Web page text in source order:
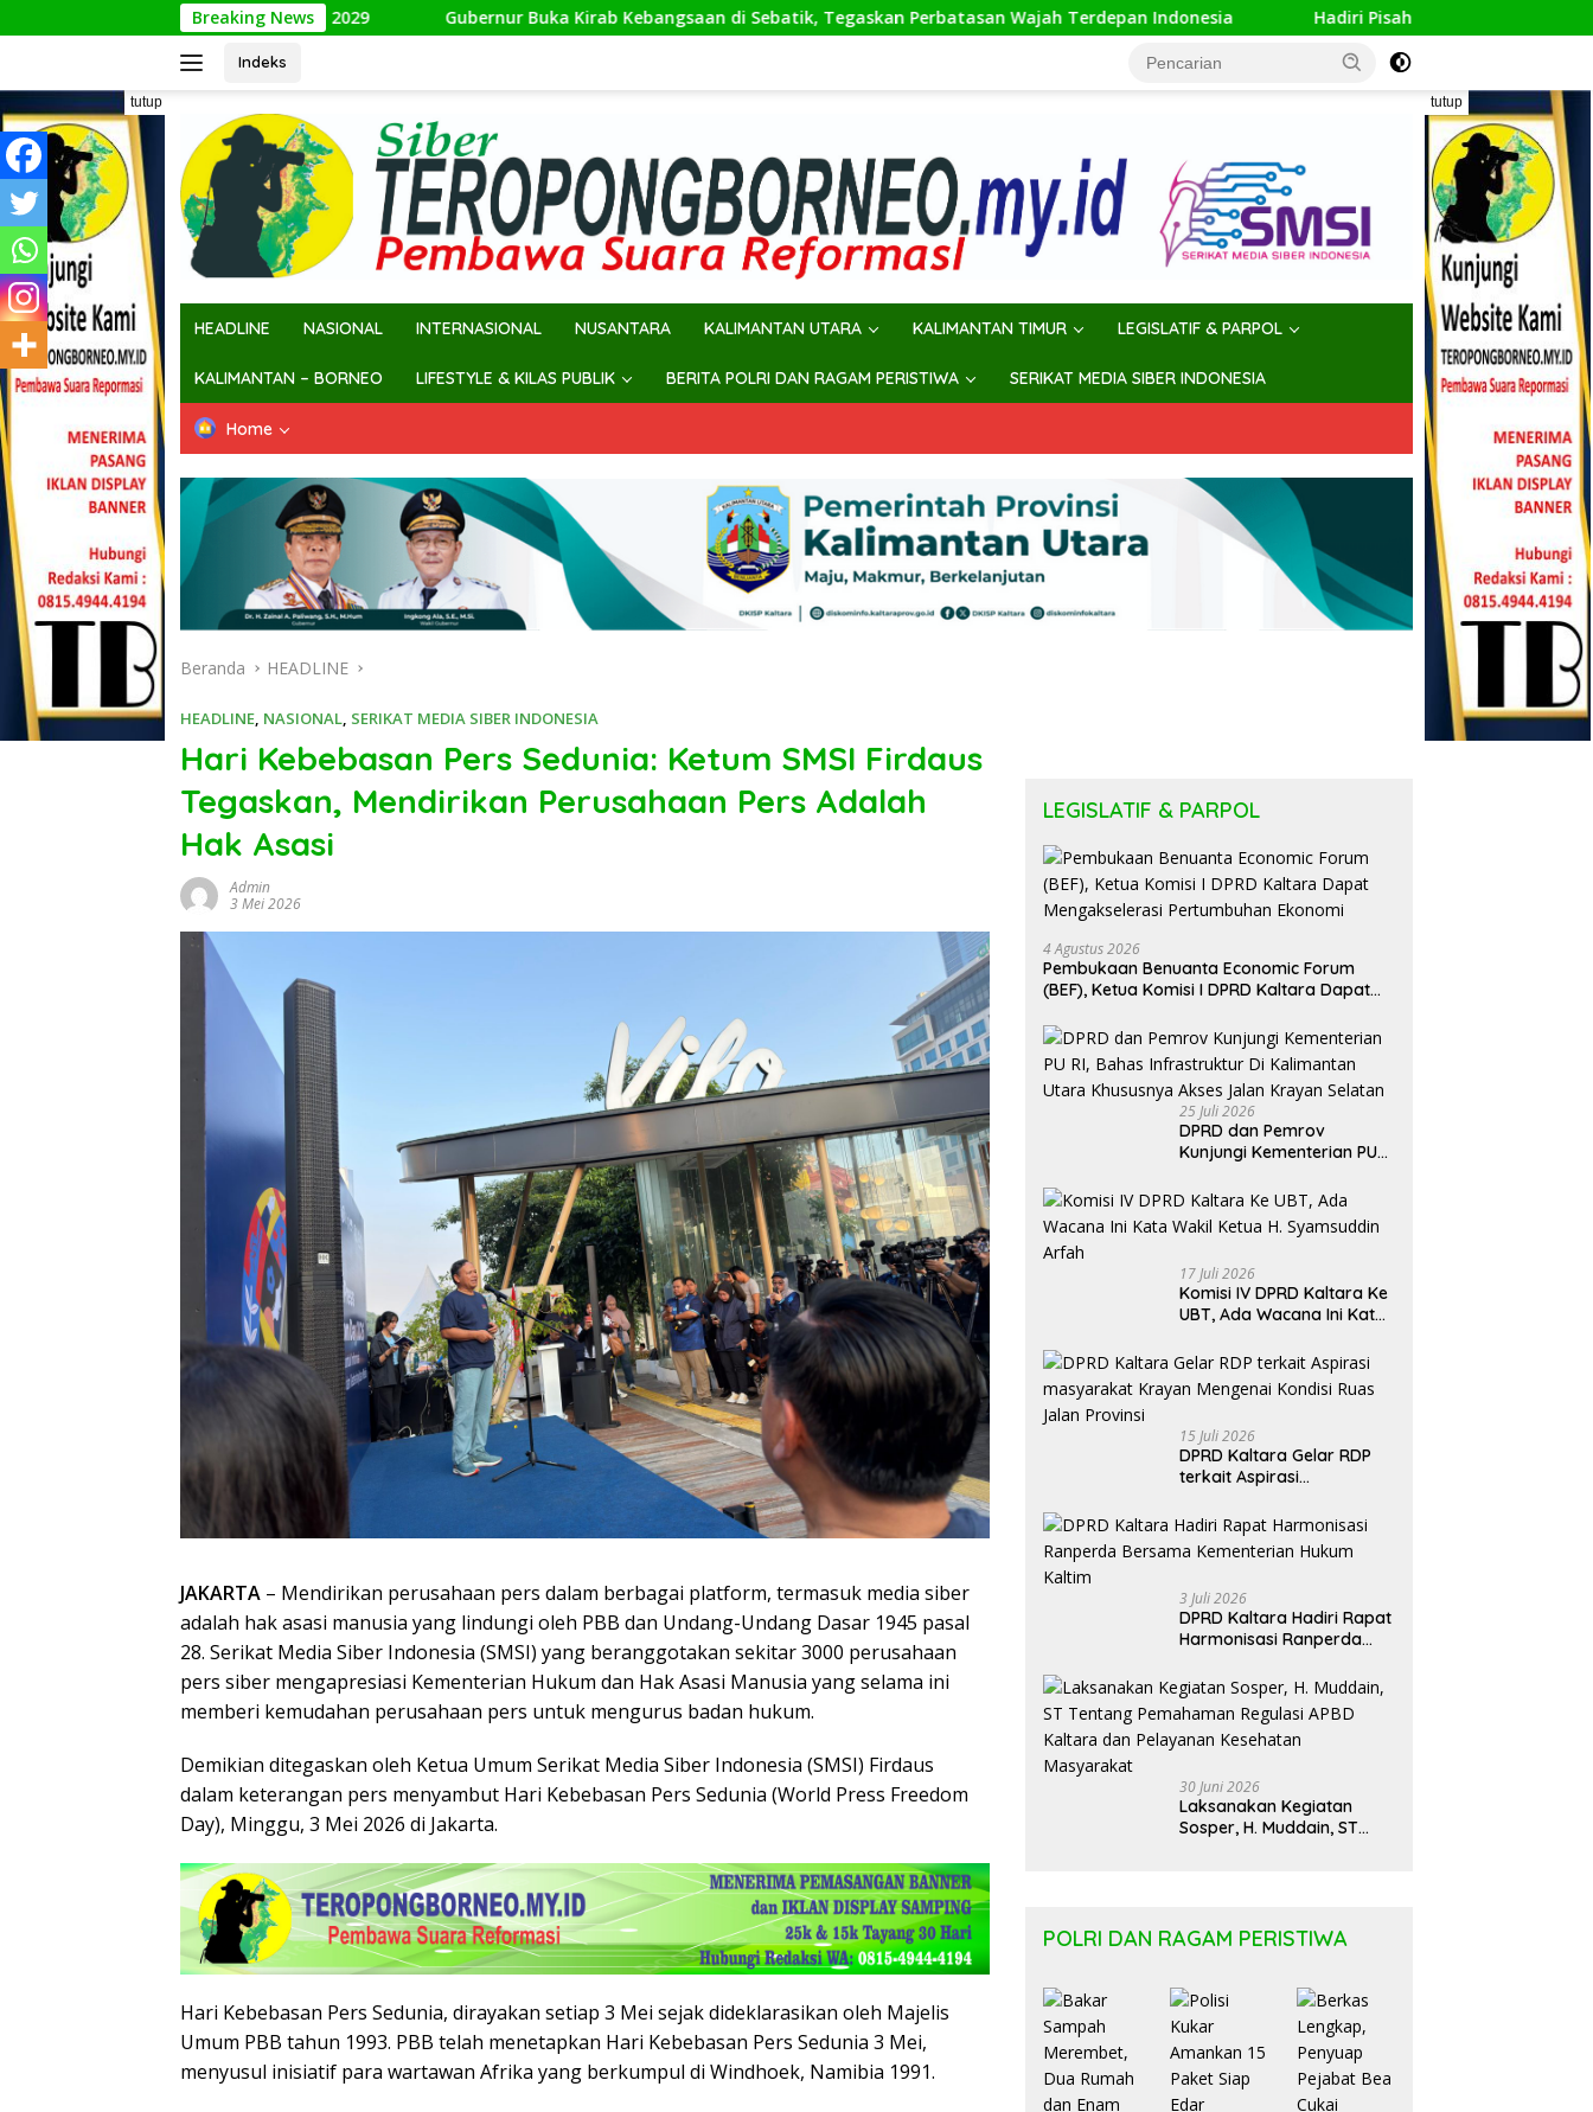
ke
Breaking News
Gubernur Buka Kirab Kebangsaan di Sebatik, Tegaskan Perbatasan Wajah Terdepan Indonesia Hadiri Pisah Sambut, Walikota Polisi Menjaga
Indeks
tutup tutup
HEADLINE NASIONAL INTERNASIONAL NUSANTARA KALIMANTAN UTARA KALIMANTAN TIMUR LEGISLATIF & PARPOL
KALIMANTAN – BORNEO LIFESTYLE & KILAS PUBLIK BERITA POLRI DAN RAGAM PERISTIWA SERIKAT MEDIA SIBER INDONESIA
Home
Beranda HEADLINE
HEADLINE, NASIONAL, SERIKAT MEDIA SIBER INDONESIA
Hari Kebebasan Pers Sedunia: Ketum SMSI Firdaus
Tegaskan, Mendirikan Perusahaan Pers Adalah
Hak Asasi
Admin
3 Mei 2026
JAKARTA – Mendirikan perusahaan pers dalam berbagai platform, termasuk media siber
adalah hak asasi manusia yang lindungi oleh PBB dan Undang-Undang Dasar 1945 pasal
28. Serikat Media Siber Indonesia (SMSI) yang beranggotakan sekitar 3000 perusahaan
pers siber mengapresiasi Kementerian Hukum dan Hak Asasi Manusia yang selama ini
memberi kemudahan perusahaan pers untuk mengurus badan hukum.
Demikian ditegaskan oleh Ketua Umum Serikat Media Siber Indonesia (SMSI) Firdaus
dalam keterangan pers menyambut Hari Kebebasan Pers Sedunia (World Press Freedom
Day), Minggu, 3 Mei 2026 di Jakarta.
Hari Kebebasan Pers Sedunia, dirayakan setiap 3 Mei sejak dideklarasikan oleh Majelis
Umum PBB tahun 1993. PBB telah menetapkan Hari Kebebasan Pers Sedunia 3 Mei,
menyusul inisiatif para wartawan Afrika yang berkumpul di Windhoek, Namibia 1991.
LEGISLATIF & PARPOL
4 Agustus 2026
Pembukaan Benuanta Economic Forum
(BEF), Ketua Komisi I DPRD Kaltara Dapat
25 Juli 2026
DPRD dan Pemrov
Kunjungi Kementerian PU
Kalimantan Utara
Khususnya Akses Jalan
Krayan Selatan
17 Juli 2026
Komisi IV DPRD Kaltara Ke
UBT, Ada Wacana Ini Kata
Arfah
15 Juli 2026
DPRD Kaltara Gelar RDP
terkait Aspirasi
Mengenai Kondisi Ruas
Jalan Provinsi
3 Juli 2026
DPRD Kaltara Hadiri Rapat
Harmonisasi Ranperda
Hukum Kaltim
30 Juni 2026
Laksanakan Kegiatan
Sosper, H. Muddain, ST
POLRI DAN RAGAM PERISTIWA